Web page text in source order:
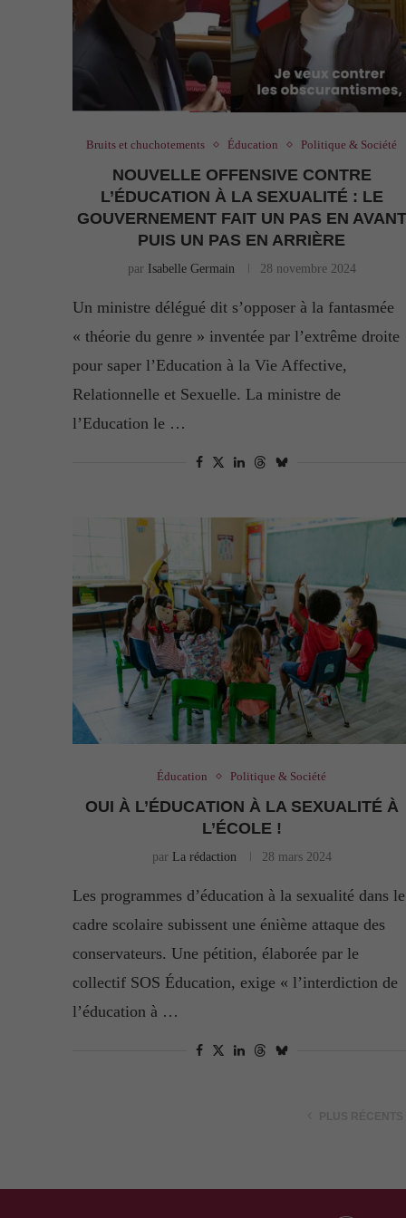
Bruits et chuchotements Éducation Politique & Société
NOUVELLE OFFENSIVE CONTRE
L’ÉDUCATION À LA SEXUALITÉ : LE
GOUVERNEMENT FAIT UN PAS EN AVANT
PUIS UN PAS EN ARRIÈRE
par Isabelle Germain 28 novembre 2024
Un ministre délégué dit s’opposer à la fantasmée
« théorie du genre » inventée par l’extrême droite
pour saper l’Education à la Vie Affective,
Relationnelle et Sexuelle. La ministre de
l’Education le …
Éducation Politique & Société
​​OUI À L’ÉDUCATION À LA SEXUALITÉ À
L’ÉCOLE !
par La rédaction 28 mars 2024
Les programmes d’éducation à la sexualité dans le
cadre scolaire subissent une énième attaque des
conservateurs. Une pétition, élaborée par le
collectif SOS Éducation, exige « l’interdiction de
l’éducation à …